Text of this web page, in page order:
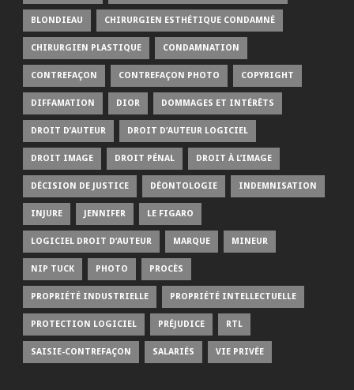
BLONDIEAU CHIRURGIEN ESTHÉTIQUE CONDAMNÉ
CHIRURGIEN PLASTIQUE CONDAMNATION
CONTREFAÇON CONTREFAÇON PHOTO COPYRIGHT
DIFFAMATION DIOR DOMMAGES ET INTÉRÊTS
DROIT D’AUTEUR DROIT D’AUTEUR LOGICIEL
DROIT IMAGE DROIT PÉNAL DROIT À L’IMAGE
DÉCISION DE JUSTICE DÉONTOLOGIE INDEMNISATION
INJURE JENNIFER LE FIGARO
LOGICIEL DROIT D’AUTEUR MARQUE MINEUR
NIP TUCK PHOTO PROCÈS
PROPRIÉTÉ INDUSTRIELLE PROPRIÉTÉ INTELLECTUELLE
PROTECTION LOGICIEL PRÉJUDICE RTL
SAISIE-CONTREFAÇON SALARIÉS VIE PRIVÉE